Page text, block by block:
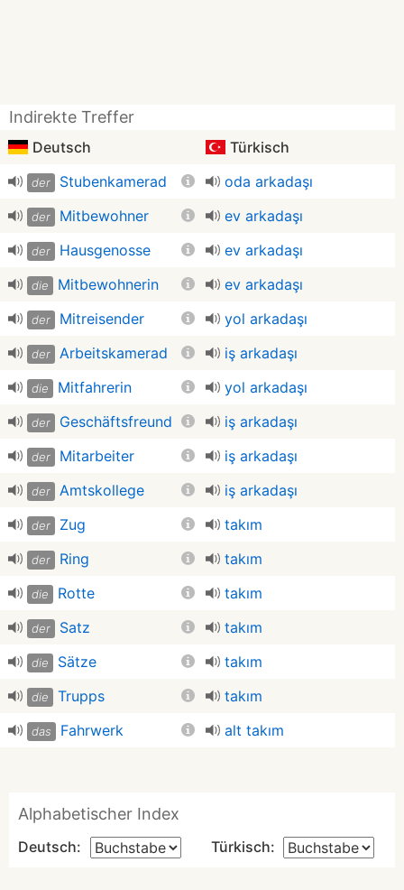
Indirekte Treffer
Deutsch Türkisch
der Stubenkamerad oda arkadaşı
der Mitbewohner ev arkadaşı
der Hausgenosse ev arkadaşı
die Mitbewohnerin ev arkadaşı
der Mitreisender yol arkadaşı
der Arbeitskamerad iş arkadaşı
die Mitfahrerin yol arkadaşı
der Geschäftsfreund iş arkadaşı
der Mitarbeiter iş arkadaşı
der Amtskollege iş arkadaşı
der Zug takım
der Ring takım
die Rotte takım
der Satz takım
die Sätze takım
die Trupps takım
das Fahrwerk alt takım
Alphabetischer Index
Deutsch: Türkisch: